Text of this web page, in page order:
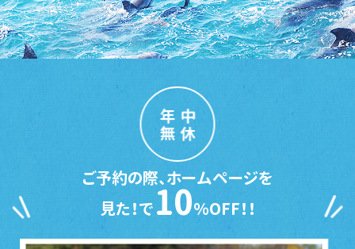
年中
無休
ご予約の際、ホームページを
見た！で10％OFF！！